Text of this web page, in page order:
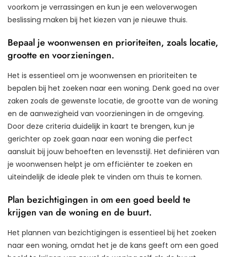
voorkom je verrassingen en kun je een weloverwogen
beslissing maken bij het kiezen van je nieuwe thuis.
Bepaal je woonwensen en prioriteiten, zoals locatie,
grootte en voorzieningen.
Het is essentieel om je woonwensen en prioriteiten te
bepalen bij het zoeken naar een woning. Denk goed na over
zaken zoals de gewenste locatie, de grootte van de woning
en de aanwezigheid van voorzieningen in de omgeving.
Door deze criteria duidelijk in kaart te brengen, kun je
gerichter op zoek gaan naar een woning die perfect
aansluit bij jouw behoeften en levensstijl. Het definiëren van
je woonwensen helpt je om efficiënter te zoeken en
uiteindelijk de ideale plek te vinden om thuis te komen.
Plan bezichtigingen in om een goed beeld te
krijgen van de woning en de buurt.
Het plannen van bezichtigingen is essentieel bij het zoeken
naar een woning, omdat het je de kans geeft om een goed